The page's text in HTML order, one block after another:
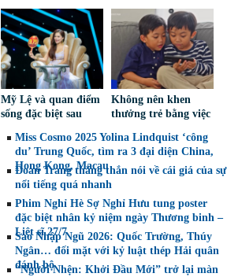
Mỹ Lệ và quan điểm
sống đặc biệt sau
Không nên khen
thưởng trẻ bằng việc
thoại
Miss Cosmo 2025 Yolina Lindquist ‘công
du’ Trung Quốc, tìm ra 3 đại diện China,
Hong Kong, Macau
Đoan Trang thẳng thắn nói về cái giá của sự
nổi tiếng quá nhanh
Phim Nghỉ Hè Sợ Nghỉ Hưu tung poster
đặc biệt nhân kỷ niệm ngày Thương binh –
Liệt sĩ 27/7
Sao Nhập Ngũ 2026: Quốc Trường, Thúy
Ngân… đối mặt với kỷ luật thép Hải quân
đánh bộ
“Người Nhện: Khởi Đầu Mới” trở lại màn